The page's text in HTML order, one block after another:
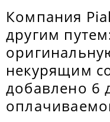
Компания
другим
некурящим
добавлено 6